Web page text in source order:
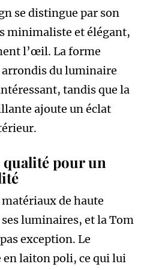
se distingue par son
minimaliste et élégant,
l’œil. La forme
arrondis du luminaire
tandis que la
ajoute un éclat
qualité pour un
de haute
luminaires, et la Tom
exception. Le
laiton poli, ce qui lui